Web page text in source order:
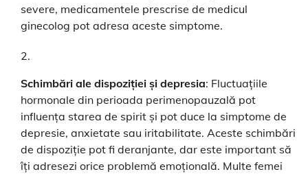
severe, medicamentele prescrise de medicul
ginecolog pot adresa aceste simptome.
Schimbări ale dispoziției și depresia: Fluctuațiile
hormonale din perioada perimenopauzală pot
influența starea de spirit și pot duce la simptome de
depresie, anxietate sau iritabilitate. Aceste schimbări
de dispoziție pot fi deranjante, dar este important să
îți adresezi orice problemă emoțională. Multe femei